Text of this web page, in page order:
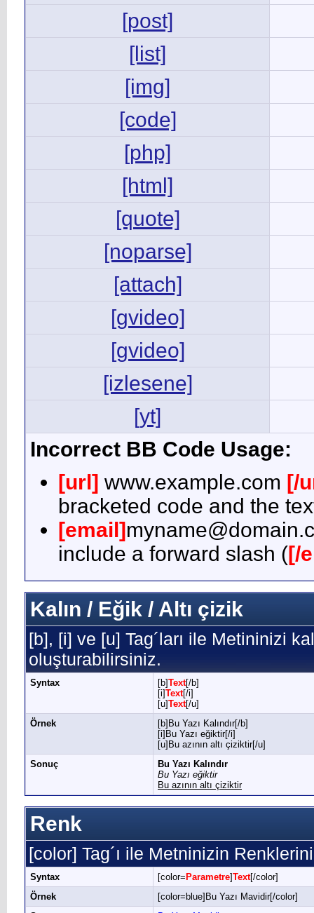
[post]
[list]
[img]
[code]
[php]
[html]
[quote]
[noparse]
[attach]
[gvideo]
[gvideo]
[izlesene]
[yt]
Incorrect BB Code Usage:
[url] www.example.com [/
bracketed code and the
[email]
include a forward slash ([/
Kalın / Eğik / Altı çizik
[b], [i] ve [u] Tag´ları ile Metininizi
oluşturabilirsiniz.
Syntax [b]Text[/b]
[i]Text[/i]
[u]Text[/u]
Örnek
[b]Bu Yazı Kalındır[/b]
[i]Bu Yazı eğiktir[/i]
[u]Bu azının altı çiziktir[/u]
Sonuç
Bu Yazı Kalındır
Bu Yazı eğiktir
Bu azının altı çiziktir
Renk
[color] Tag´ı ile Metninizin
Syntax [color= Parametre]Text[/color]
Örnek
[color=blue]Bu Yazı Mavidir[/color]